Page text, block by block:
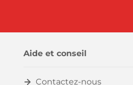
Aide et conseil
Contactez-nous